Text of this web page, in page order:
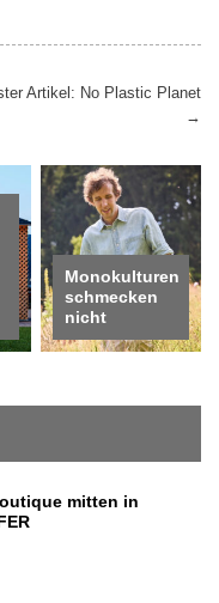
Artikel: No Plastic Planet
→
Monokulturen
schmecken
nicht
mitten in